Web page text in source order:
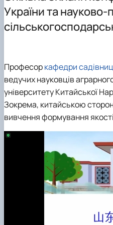
Робочі програми
Електронні навчальні
Гостьові лекції
Моє життя – в моїх
Науково-практична
Наукова робота
Випускникам шкіл
Магістратура
Всеукраїнські
України та
Професоркафедри
ведучих науковців
університету Китайської
Зокрема, китайською
вивчення формування